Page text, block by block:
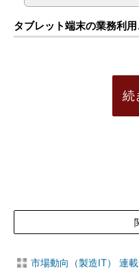
タブレット端末の業務利
続
市場動向（製造IT） 連